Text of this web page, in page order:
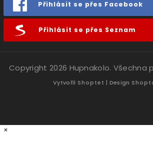
Přihlásit se přes Facebook
Přihlásit se přes Seznam
Copyright 2026 Hupnakolo. Všechna
Vytvořil Shoptet | Design
×